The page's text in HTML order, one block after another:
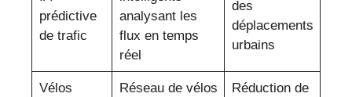
prédictive
de trafic
analysant les
flux en temps
réel
des
déplacements
urbains
Vélos
Réseau de vélos
Réduction de